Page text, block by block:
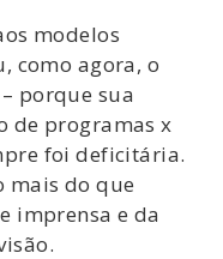
modelos
como agora, o
porque sua
de programas x
foi deficitária.
mais do que
imprensa e da